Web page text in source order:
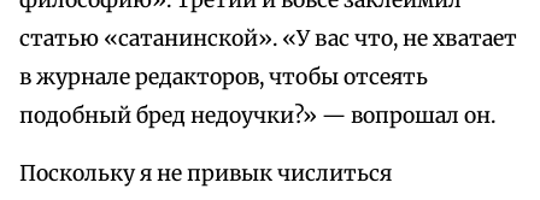
статью «сатанинской». «У вас что, не хватает
в журнале редакторов, чтобы отсеять
подобный бред недоучки?» — вопрошал он.
Поскольку я не привык числиться